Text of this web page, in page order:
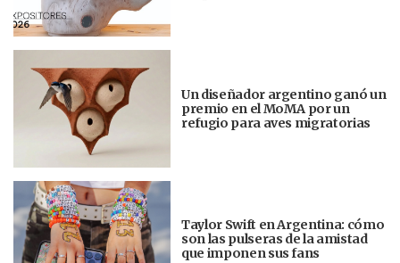
Un diseñador argentino ganó un
premio en el MoMA por un
refugio para aves migratorias
Taylor Swift en Argentina: cómo
son las pulseras de la amistad
que imponen sus fans